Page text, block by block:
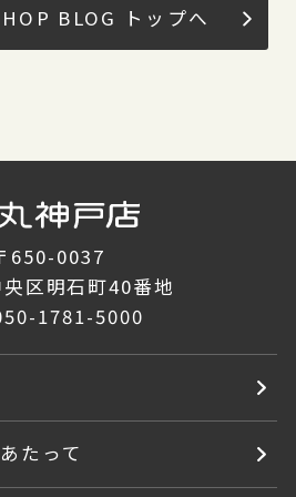
BLOG トップへ
650-0037
区明石町40番地
1781-5000
たって